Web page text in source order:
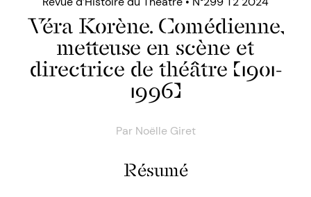
Véra Korène. Comédienne,
metteuse en scène et
directrice de théâtre (1901-
1996)
Par Noëlle Giret
Résumé